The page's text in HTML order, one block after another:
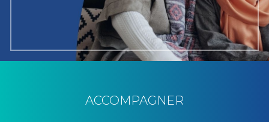
ACCOMPAGNER